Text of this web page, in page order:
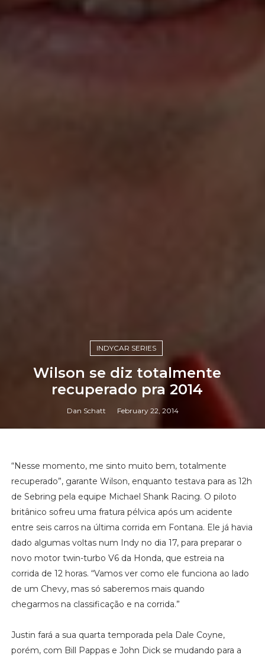
INDYCAR SERIES
Wilson se diz totalmente
recuperado pra 2014
Dan Schatt February 22, 2014
“Nesse momento, me sinto muito bem, totalmente
recuperado”, garante Wilson, enquanto testava para as 12h
de Sebring pela equipe Michael Shank Racing. O piloto
britânico sofreu uma fratura pélvica após um acidente
entre seis carros na última corrida em Fontana. Ele já havia
dado algumas voltas num Indy no dia 17, para preparar o
novo motor twin-turbo V6 da Honda, que estreia na
corrida de 12 horas. “Vamos ver como ele funciona ao lado
de um Chevy, mas só saberemos mais quando
chegarmos na classificação e na corrida.”
Justin fará a sua quarta temporada pela Dale Coyne,
porém, com Bill Pappas e John Dick se mudando para a